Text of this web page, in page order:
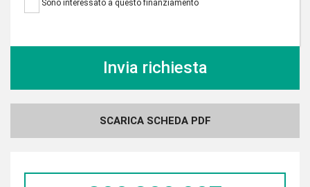
Sono interessato a questo finanziamento
SCARICA SCHEDA PDF